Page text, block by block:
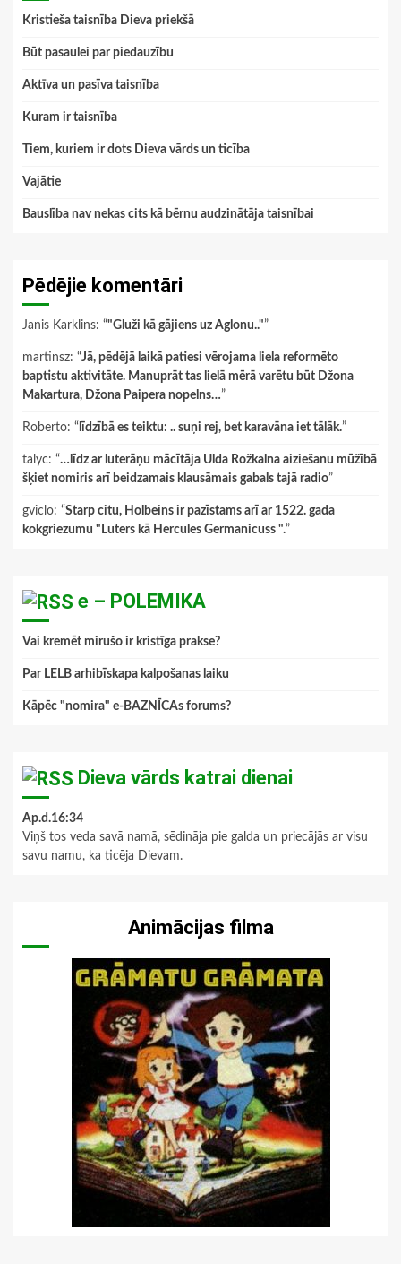
Kristieša taisnība Dieva priekšā
Būt pasaulei par piedauzību
Aktīva un pasīva taisnība
Kuram ir taisnība
Tiem, kuriem ir dots Dieva vārds un ticība
Vajātie
Bauslība nav nekas cits kā bērnu audzinātāja taisnībai
Pēdējie komentāri
Janis Karklins: “"Gluži kā gājiens uz Aglonu.."”
martinsz: “Jā, pēdējā laikā patiesi vērojama liela reformēto
baptistu aktivitāte. Manuprāt tas lielā mērā varētu būt Džona
Makartura, Džona Paipera nopelns…”
Roberto: “ līdzībā es teiktu: .. suņi rej, bet karavāna iet tālāk.”
talyc: “…līdz ar luterāņu mācītāja Ulda Rožkalna aiziešanu mūžībā
šķiet nomiris arī beidzamais klausāmais gabals tajā radio”
gviclo: “Starp citu, Holbeins ir pazīstams arī ar 1522. gada
kokgriezumu "Luters kā Hercules Germanicuss ".”
e – POLEMIKA
Vai kremēt mirušo ir kristīga prakse?
Par LELB arhibīskapa kalpošanas laiku
Kāpēc "nomira" e-BAZNĪCAs forums?
Dieva vārds katrai dienai
Ap.d.16:34
Viņš tos veda savā namā, sēdināja pie galda un priecājās ar visu
savu namu, ka ticēja Dievam.
Animācijas filma